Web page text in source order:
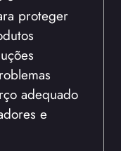
proteger
adequado
e